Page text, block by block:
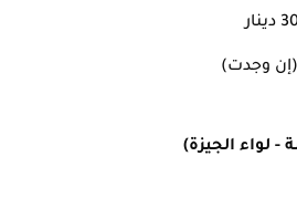
(إن وجدت)
لواء الجيزة)